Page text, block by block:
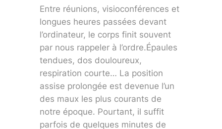
Entre réunions, visioconférences et
longues heures passées devant
l’ordinateur, le corps finit souvent
par nous rappeler à l’ordre.Épaules
tendues, dos douloureux,
respiration courte… La position
assise prolongée est devenue l’un
des maux les plus courants de
notre époque. Pourtant, il suffit
parfois de quelques minutes de